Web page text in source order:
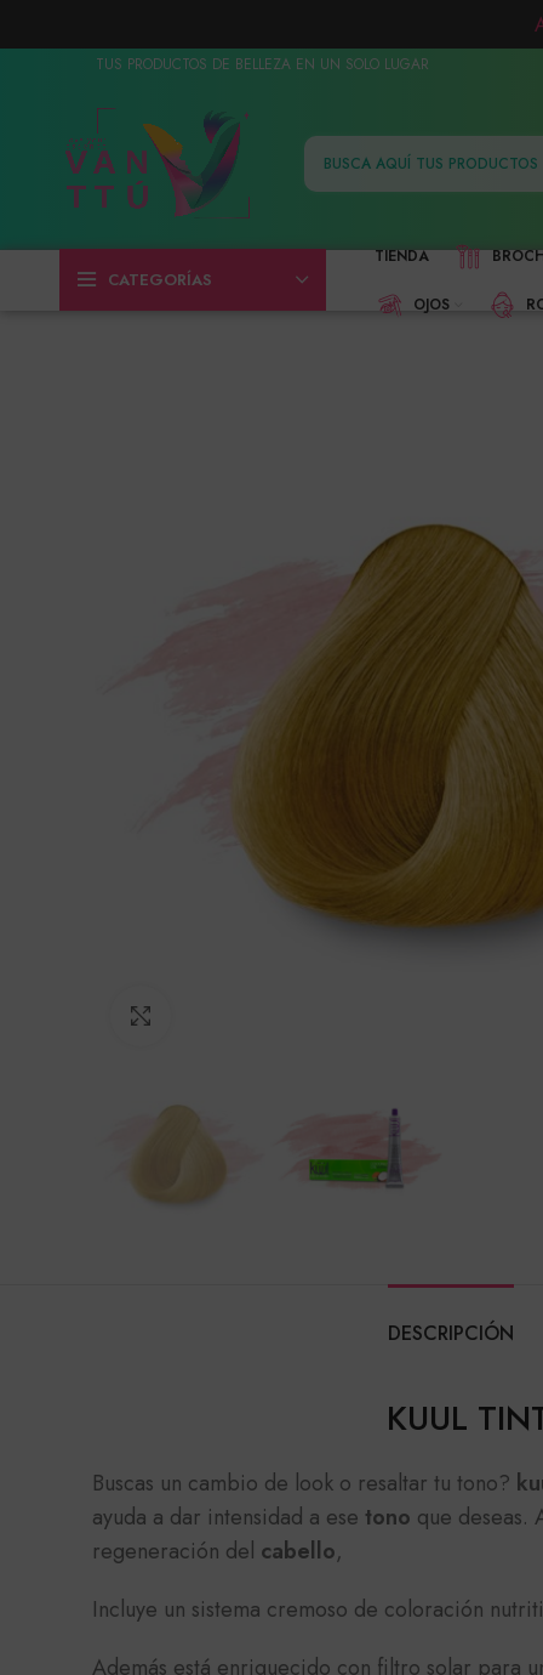
TUS PRODUCTOS DE BELLEZA EN UN SOLO LUGAR
CATEGORÍAS
TIENDA
OJOS
DESCRIPCIÓN
KUUL
Buscas un cambio de look o resaltar tu tono?
ayuda a dar intensidad a ese tono que deseas.
regeneración del cabello,
Incluye un sistema cremoso de coloración
Además está enriquecido con filtro solar para